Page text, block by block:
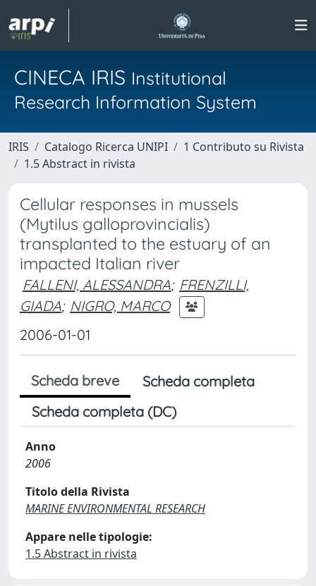
CINECA IRIS Institutional
Research Information System
IRIS Catalogo Ricerca UNIPI
1 Contributo su Rivista
1.5 Abstract in rivista
Cellular responses in mussels
(Mytilus galloprovincialis)
transplanted to the estuary of an
impacted Italian river
FALLENI, ALESSANDRA; FRENZILLI,
GIADA; NIGRO, MARCO
2006-01-01
Scheda breve
Scheda completa
Scheda completa (DC)
Anno
2006
Titolo della Rivista
MARINE ENVIRONMENTAL RESEARCH
Appare nelle tipologie:
1.5 Abstract in rivista